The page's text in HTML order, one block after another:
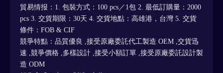
貿易情报：1. 包裝方式：100 pcs／1包 2. 最低訂購量：2000
pcs 3. 交貨期限：30天 4. 交貨地點：高雄港，台灣 5. 交貨
條件：FOB & CIF
競爭特點：品質優良 ,接受原廠委託代工製造 OEM ,交貨迅
速 ,競爭價格 ,多樣設計 ,接受小額訂單 ,接受原廠委託設計製
造 ODM